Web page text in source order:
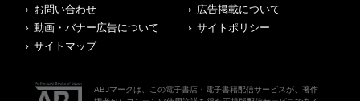
お問い合わせ
広告掲載について
動画・バナー広告について
サイトポリシー
サイトマップ
ABJマークは、この電子書店・電子書籍配信サービスが、著作